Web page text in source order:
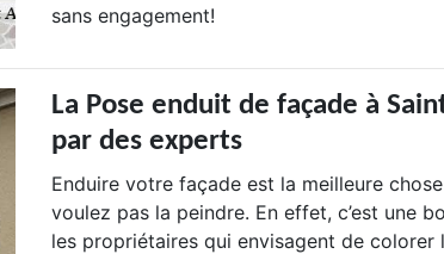
sans engagement!
La Pose enduit de façade à
par des experts
Enduire votre façade est la meilleure
voulez pas la peindre. En effet, c’est une
les propriétaires qui envisagent de colorer